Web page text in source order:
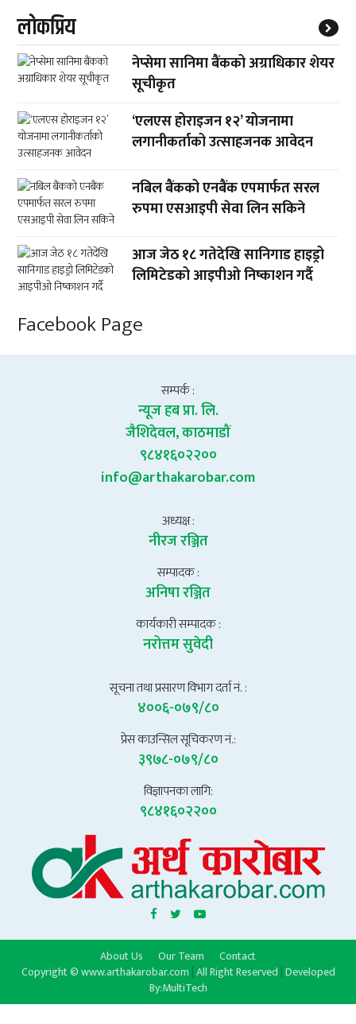
लाेकप्रिय
नेप्सेमा सानिमा बैंकको अग्राधिकार शेयर
सूचीकृत
‘एलएस होराइजन १२’ योजनामा
लगानीकर्ताको उत्साहजनक आवेदन
नबिल बैंकको एनबैंक एपमार्फत सरल
रुपमा एसआइपी सेवा लिन सकिने
आज जेठ १८ गतेदेखि सानिगाड हाइड्रो
लिमिटेडको आइपीओ निष्काशन गर्दै
Facebook Page
सम्पर्क :
न्यूज हब प्रा. लि.
जैशिदेवल, काठमाडौं
९८४१६०२२००
info@arthakarobar.com
अध्यक्ष :
नीरज रञ्जित
सम्पादक :
अनिषा रञ्जित
कार्यकारी सम्पादक :
नरोत्तम सुवेदी
सूचना तथा प्रसारण विभाग दर्ता नं. :
४००६-०७९/८०
प्रेस काउन्सिल सूचिकरण नं.:
३९७८-०७९/८०
विज्ञापनका लागि:
९८४१६०२२००
About Us Our Team
Contact
Copyright © www.arthakarobar.com |All Right Reserved |Developed
By:MultiTech